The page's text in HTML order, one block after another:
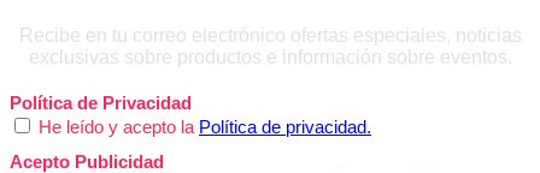
Recibe en tu correo electrónico ofertas especiales, noticias
exclusivas sobre productos e información sobre eventos.
Política de Privacidad
He leído y acepto la Política de privacidad.
Acepto Publicidad